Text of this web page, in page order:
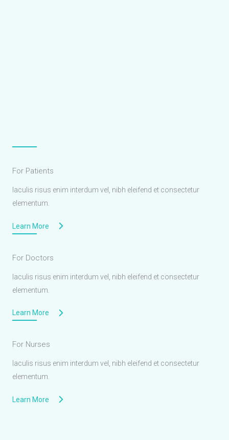
For Patients
Iaculis risus enim interdum vel, nibh eleifend et consectetur
elementum.
Learn More
For Doctors
Iaculis risus enim interdum vel, nibh eleifend et consectetur
elementum.
Learn More
For Nurses
Iaculis risus enim interdum vel, nibh eleifend et consectetur
elementum.
Learn More